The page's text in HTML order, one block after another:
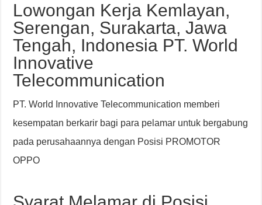
Lowongan Kerja Kemlayan,
Serengan, Surakarta, Jawa
Tengah, Indonesia PT. World
Innovative
Telecommunication
PT. World Innovative Telecommunication memberi
kesempatan berkarir bagi para pelamar untuk bergabung
pada perusahaannya dengan Posisi PROMOTOR
OPPO